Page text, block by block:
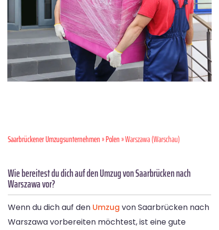
Saarbrückener Umzugsunternehmen»Polen» Warszawa (Warschau)
Wie bereitest du dich auf den Umzug von Saarbrücken nach
Warszawa vor?
Wenn du dich auf den Umzug von Saarbrücken nach
Warszawa vorbereiten möchtest, ist eine gute